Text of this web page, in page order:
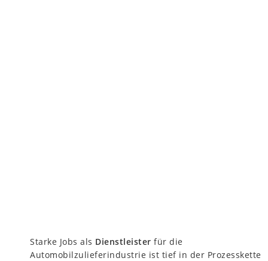
Starke Jobs als Dienstleister für die
Automobilzulieferindustrie ist tief in der Prozesskette